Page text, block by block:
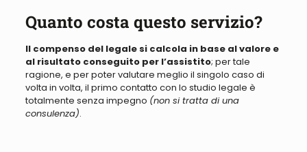
Quanto costa questo servizio?
Il compenso del legale si calcola in base al valore e
alrisultato conseguito per l’assistito; per tale
ragione, e per poter valutare meglio il singolo caso di
volta in volta, il primo contatto con lo studio legale è
totalmente senza impegno (non si tratta di una
consulenza).